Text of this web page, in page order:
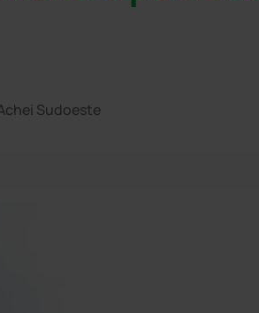
Sudoeste